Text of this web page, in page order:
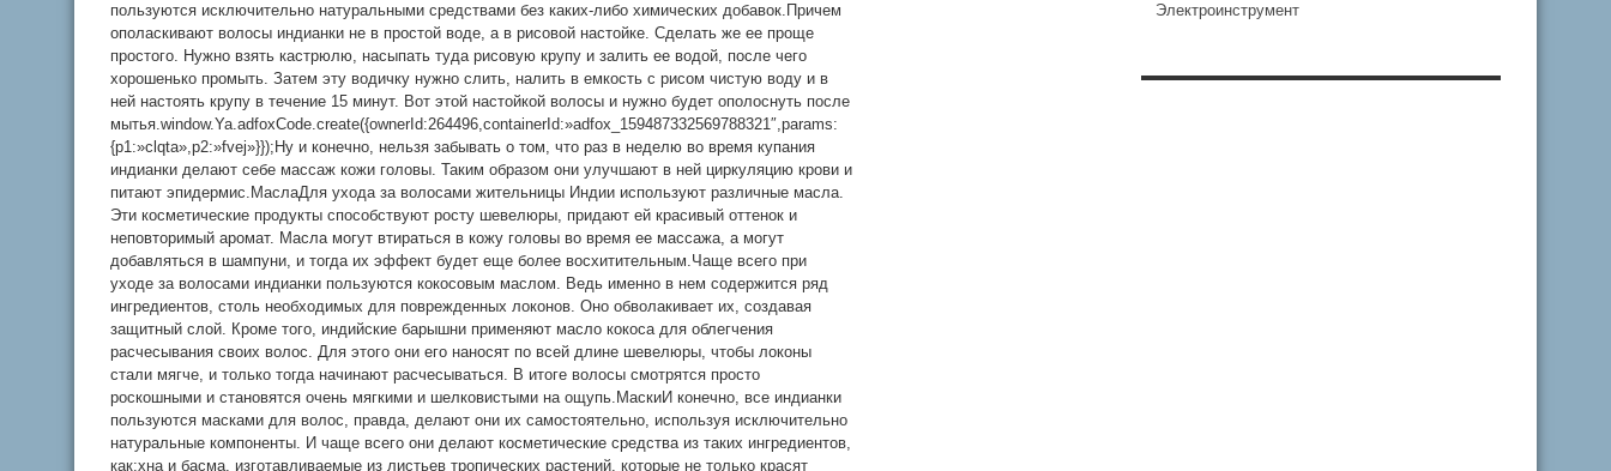
пользуются исключительно натуральными средствами без каких-либо химических добавок.Причем
ополаскивают волосы индианки не в простой воде, а в рисовой настойке. Сделать же ее проще
простого. Нужно взять кастрюлю, насыпать туда рисовую крупу и залить ее водой, после чего
хорошенько промыть. Затем эту водичку нужно слить, налить в емкость с рисом чистую воду и в
ней настоять крупу в течение 15 минут. Вот этой настойкой волосы и нужно будет ополоснуть после
мытья.window.Ya.adfoxCode.create({ownerId:264496,containerId:»adfox_159487332569788321″,params:
{p1:»clqta»,p2:»fvej»}});Ну и конечно, нельзя забывать о том, что раз в неделю во время купания
индианки делают себе массаж кожи головы. Таким образом они улучшают в ней циркуляцию крови и
питают эпидермис.МаслаДля ухода за волосами жительницы Индии используют различные масла.
Эти косметические продукты способствуют росту шевелюры, придают ей красивый оттенок и
неповторимый аромат. Масла могут втираться в кожу головы во время ее массажа, а могут
добавляться в шампуни, и тогда их эффект будет еще более восхитительным.Чаще всего при
уходе за волосами индианки пользуются кокосовым маслом. Ведь именно в нем содержится ряд
ингредиентов, столь необходимых для поврежденных локонов. Оно обволакивает их, создавая
защитный слой. Кроме того, индийские барышни применяют масло кокоса для облегчения
расчесывания своих волос. Для этого они его наносят по всей длине шевелюры, чтобы локоны
стали мягче, и только тогда начинают расчесываться. В итоге волосы смотрятся просто
роскошными и становятся очень мягкими и шелковистыми на ощупь.МаскиИ конечно, все индианки
пользуются масками для волос, правда, делают они их самостоятельно, используя исключительно
натуральные компоненты. И чаще всего они делают косметические средства из таких ингредиентов,
как:хна и басма, изготавливаемые из листьев тропических растений, которые не только красят
Электроинструмент